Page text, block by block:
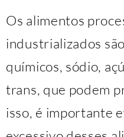
Os alimentos
industrializados
químicos, sódio,
trans, que podem
isso, é importante